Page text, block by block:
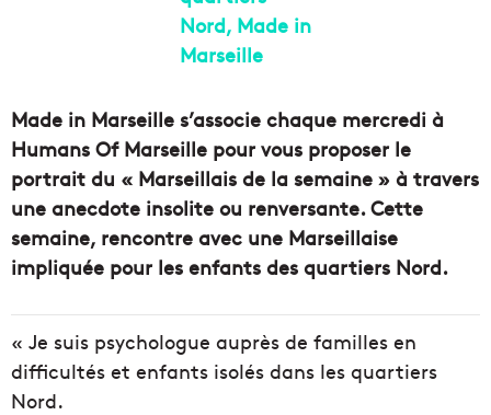
Made in Marseille s’associe chaque mercredi à
Humans Of Marseille pour vous proposer le
portrait du « Marseillais de la semaine » à travers
une anecdote insolite ou renversante.Cette
semaine, rencontre avec une Marseillaise
impliquée pour les enfants des quartiers Nord.
« Je suis psychologue auprès de familles en
difficultés et enfants isolés dans les quartiers
Nord.